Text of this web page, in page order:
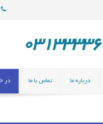
درباره ما تماس با ما در